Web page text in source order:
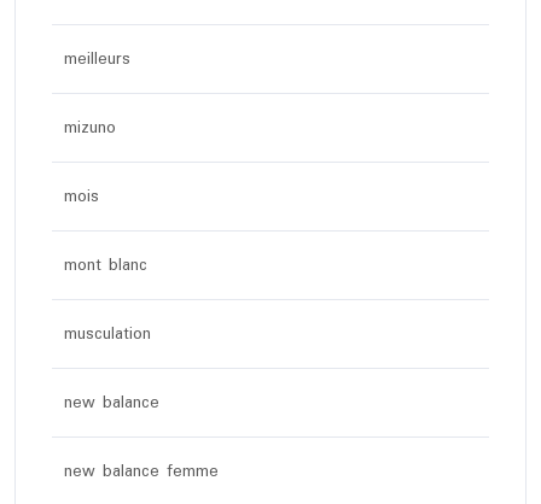
meilleurs
mizuno
mois
mont blanc
musculation
new balance
new balance femme